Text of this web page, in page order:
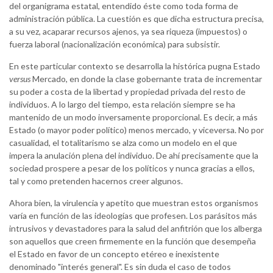
del organigrama estatal, entendido éste como toda forma de
administración pública. La cuestión es que dicha estructura precisa,
a su vez, acaparar recursos ajenos, ya sea riqueza (impuestos) o
fuerza laboral (nacionalización económica) para subsistir.
En este particular contexto se desarrolla la histórica pugna Estado
versusMercado, en donde la clase gobernante trata de incrementar
su poder a costa de la libertad y propiedad privada del resto de
individuos. A lo largo del tiempo, esta relación siempre se ha
mantenido de un modo inversamente proporcional. Es decir, a más
Estado (o mayor poder político) menos mercado, y viceversa. No por
casualidad, el totalitarismo se alza como un modelo en el que
impera la anulación plena del individuo. De ahí precisamente que la
sociedad prospere a pesar de los políticos y nunca gracias a ellos,
tal y como pretenden hacernos creer algunos.
Ahora bien, la virulencia y apetito que muestran estos organismos
varía en función de las ideologías que profesen. Los parásitos más
intrusivos y devastadores para la salud del anfitrión que los alberga
son aquellos que creen firmemente en la función que desempeña
el Estado en favor de un concepto etéreo e inexistente
denominado "interés general". Es sin duda el caso de todos